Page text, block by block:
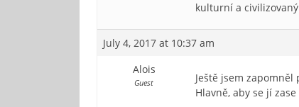
kulturní a
July 4, 2017 at 10:37 am
Alois
Guest
Ještě jsem
Hlavně, aby se jí